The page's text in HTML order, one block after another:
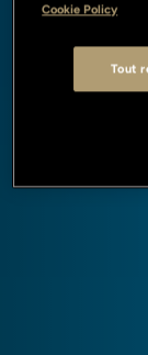
Cookie Policy
Tout